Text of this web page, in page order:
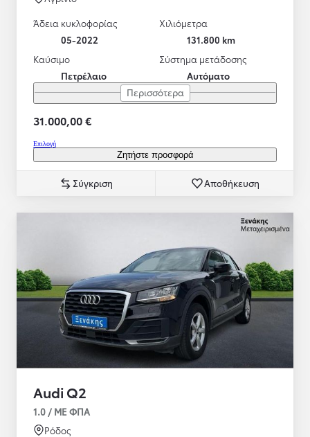
Άδεια κυκλοφορίας
05-2022
Χιλιόμετρα
131.800 km
Καύσιμο
Πετρέλαιο
Σύστημα μετάδοσης
Αυτόματο
Περισσότερα
31.000,00 €
Επιλογή
Ζητήστε προσφορά
Σύγκριση Αποθήκευση
Audi Q2
1.0 / ΜΕ ΦΠΑ
Ρόδος